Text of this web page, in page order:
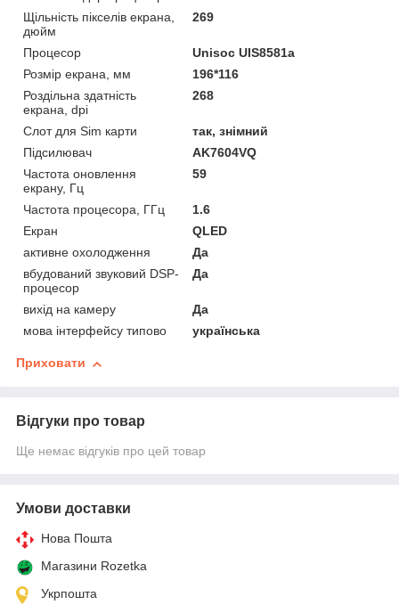
Щільність пікселів екрана,
дюйм
269
Процесор
Unisoc UIS8581a
Розмір екрана, мм
196*116
Роздільна здатність
екрана, dpi
268
Слот для Sim карти
так, знімний
Підсилювач
AK7604VQ
Частота оновлення
екрану, Гц
59
Частота процесора, ГГц
1.6
Екран
QLED
активне охолодження
Да
вбудований звуковий DSP-
процесор
Да
вихід на камеру
Да
мова інтерфейсу типово
українська
Приховати
Відгуки про товар
Ще немає відгуків про цей товар
Умови доставки
Нова Пошта
Магазини Rozetka
Укрпошта